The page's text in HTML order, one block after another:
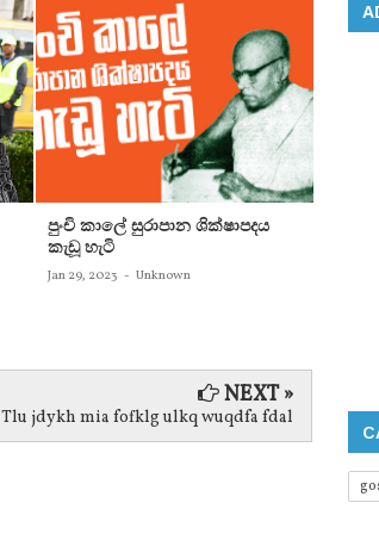
පුංචි කාලේ සුරාපාන ශික්ෂාපදය
කැඩූ හැටි
Jan 29, 2023 - Unknown
NEXT »
Tlu jdykh mia fofklg ulkq wuqdfa fdal